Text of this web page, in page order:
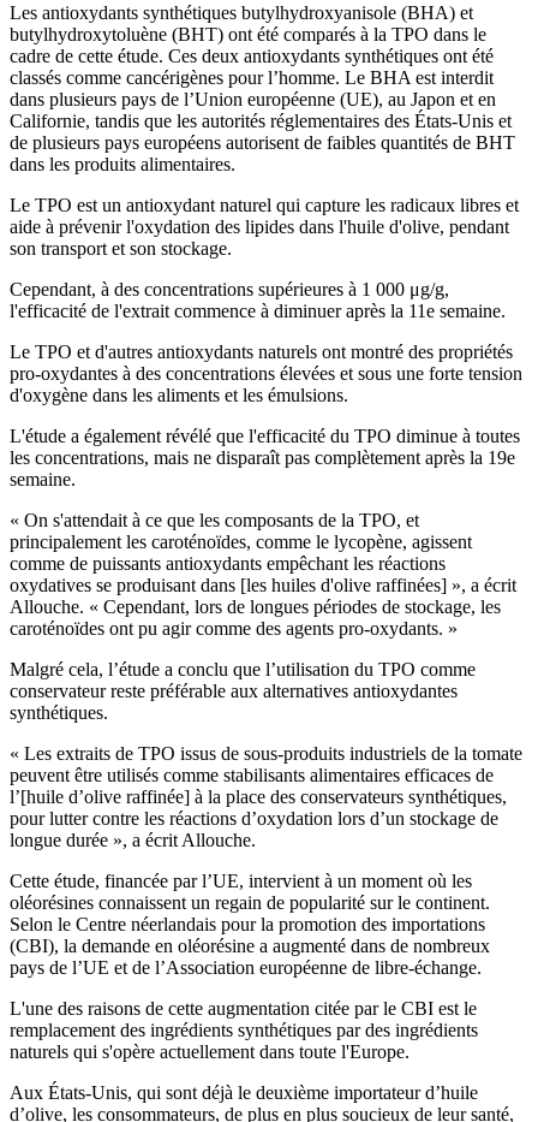
Les antioxydants synthétiques butylhydroxyanisole (BHA) et
butylhydroxytoluène (BHT) ont été comparés à la TPO dans le
cadre de cette étude. Ces deux antioxydants synthétiques ont été
classés comme cancérigènes pour l’homme. Le BHA est interdit
dans plusieurs pays de l’Union européenne (UE), au Japon et en
Californie, tandis que les autorités réglementaires des États-Unis et
de plusieurs pays européens autorisent de faibles quantités de BHT
dans les produits alimentaires.
Le TPO est un antioxydant naturel qui capture les radicaux libres et
aide à prévenir l'oxydation des lipides dans l'huile d'olive, pendant
son transport et son stockage.
Cependant, à des concentrations supérieures à 1 000 μg/g,
l'efficacité de l'extrait commence à diminuer après la 11e semaine.
Le TPO et d'autres antioxydants naturels ont montré des propriétés
pro-oxydantes à des concentrations élevées et sous une forte tension
d'oxygène dans les aliments et les émulsions.
L'étude a également révélé que l'efficacité du TPO diminue à toutes
les concentrations, mais ne disparaît pas complètement après la 19e
semaine.
« On s'attendait à ce que les composants de la TPO, et
principalement les caroténoïdes, comme le lycopène, agissent
comme de puissants antioxydants empêchant les réactions
oxydatives se produisant dans [les huiles d'olive raffinées] », a écrit
Allouche. « Cependant, lors de longues périodes de stockage, les
caroténoïdes ont pu agir comme des agents pro-oxydants. »
Malgré cela, l’étude a conclu que l’utilisation du TPO comme
conservateur reste préférable aux alternatives antioxydantes
synthétiques.
« Les extraits de TPO issus de sous-produits industriels de la tomate
peuvent être utilisés comme stabilisants alimentaires efficaces de
l’[huile d’olive raffinée] à la place des conservateurs synthétiques,
pour lutter contre les réactions d’oxydation lors d’un stockage de
longue durée », a écrit Allouche.
Cette étude, financée par l’UE, intervient à un moment où les
oléorésines connaissent un regain de popularité sur le continent.
Selon le Centre néerlandais pour la promotion des importations
(CBI), la demande en oléorésine a augmenté dans de nombreux
pays de l’UE et de l’Association européenne de libre-échange.
L'une des raisons de cette augmentation citée par le CBI est le
remplacement des ingrédients synthétiques par des ingrédients
naturels qui s'opère actuellement dans toute l'Europe.
Aux États-Unis, qui sont déjà le deuxième importateur d’huile
d’olive, les consommateurs, de plus en plus soucieux de leur santé,